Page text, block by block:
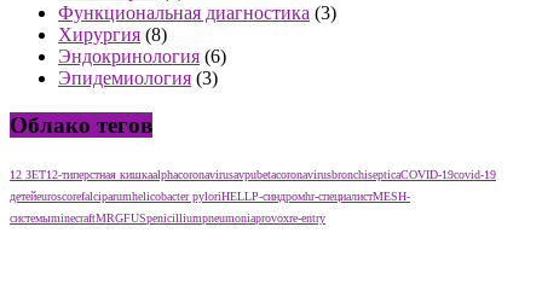
Функциональная диагностика (3)
Хирургия (8)
Эндокринология (6)
Эпидемиология (3)
Облако тегов
12 ЗЕТ12-типерстная кишкаalphacoronavirusavpubetacoronavirusbronchisepticaCOVID-19covid-19
детейeuroscorefalciparumhelicobacter pyloriHELLP-синдромhr-специалистMESH-
системыminecraftMRGFUSpenicilliumpneumoniaprovoxre-entry